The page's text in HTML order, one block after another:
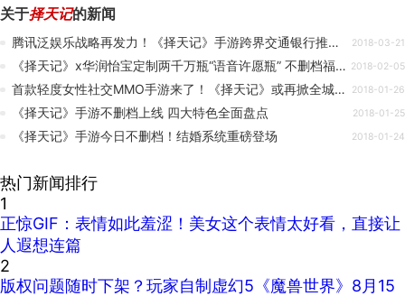
关于择天记的新闻
腾讯泛娱乐战略再发力！《择天记》手游跨界交通银行推专属*** 2018-03-21
《择天记》x华润怡宝定制两千万瓶“语音许愿瓶” 不删档福利惊喜多 2018-02-05
首款轻度女性社交MMO手游来了！《择天记》或再掀全城热恋 2018-01-26
《择天记》手游不删档上线 四大特色全面盘点 2018-01-25
《择天记》手游今日不删档！结婚系统重磅登场 2018-01-24
热门新闻排行
1
正惊GIF：表情如此羞涩！美女这个表情太好看，直接让
人遐想连篇
2
版权问题随时下架？玩家自制虚幻5《魔兽世界》8月15